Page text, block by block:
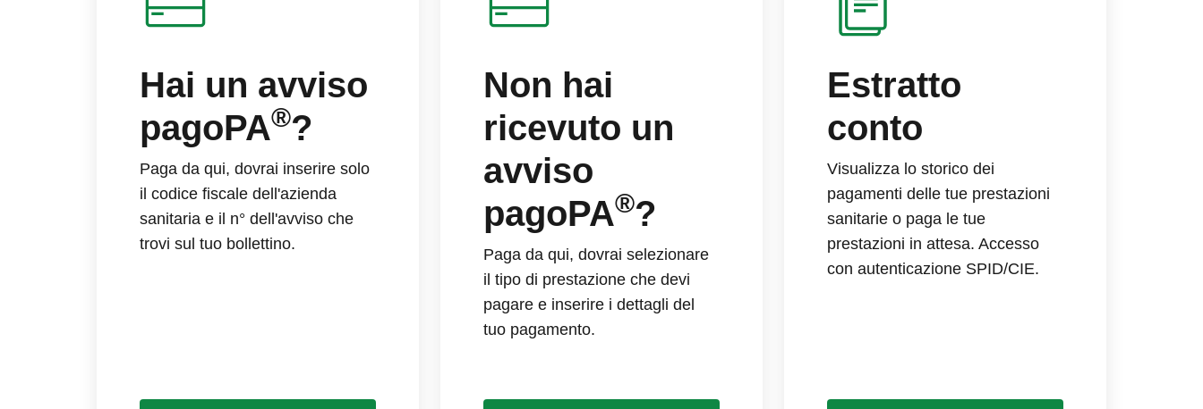
Hai un avviso
pagoPA®?
Paga da qui, dovrai inserire solo
il codice fiscale dell'azienda
sanitaria e il n° dell'avviso che
trovi sul tuo bollettino.
Non hai
ricevuto un
avviso
pagoPA®?
Paga da qui, dovrai selezionare
il tipo di prestazione che devi
pagare e inserire i dettagli del
tuo pagamento.
Estratto
conto
Visualizza lo storico dei
pagamenti delle tue prestazioni
sanitarie o paga le tue
prestazioni in attesa. Accesso
con autenticazione SPID/CIE.